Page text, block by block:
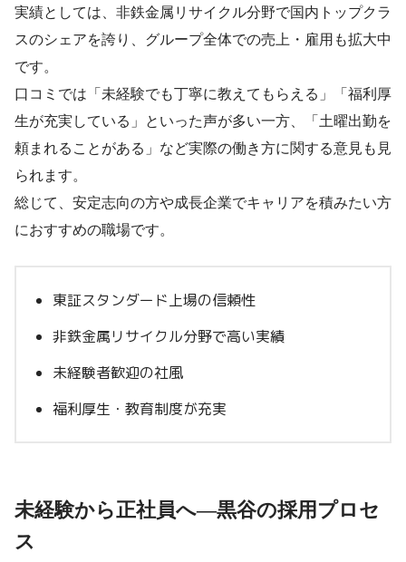
実績としては、非鉄金属リサイクル分野で国内トップクラ
スのシェアを誇り、グループ全体での売上・雇用も拡大中
です。
口コミでは「未経験でも丁寧に教えてもらえる」「福利厚
生が充実している」といった声が多い一方、「土曜出勤を
頼まれることがある」など実際の働き方に関する意見も見
られます。
総じて、安定志向の方や成長企業でキャリアを積みたい方
におすすめの職場です。
東証スタンダード上場の信頼性
非鉄金属リサイクル分野で高い実績
未経験者歓迎の社風
福利厚生・教育制度が充実
未経験から正社員へ―黒谷の採用プロセ
ス